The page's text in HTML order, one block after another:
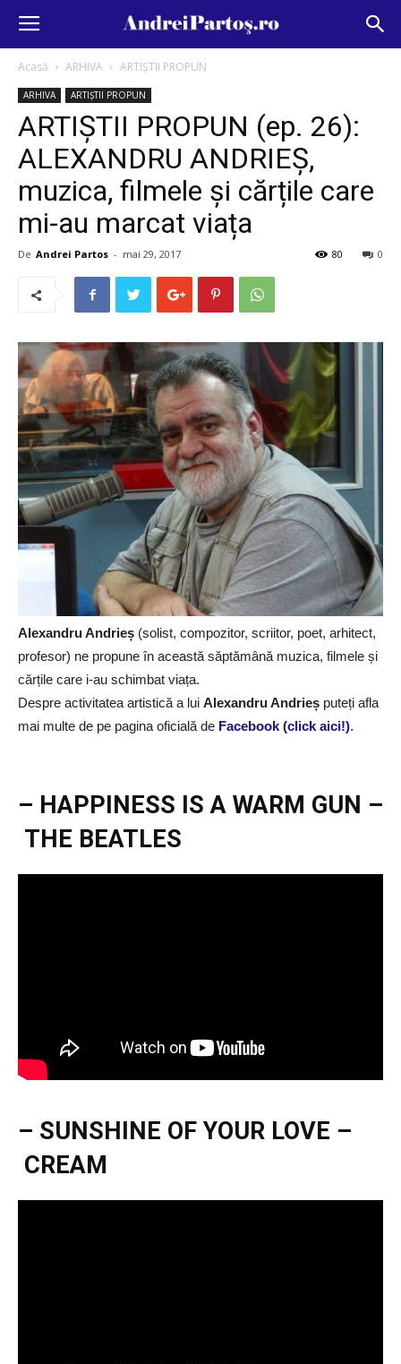
Acasă ARHIVA ARTIȘTII PROPUN
ARHIVA ARTIȘTII PROPUN
ARTIȘTII PROPUN (ep. 26):
ALEXANDRU ANDRIEȘ,
muzica, filmele și cărțile care
mi-au marcat viața
De Andrei Partos - mai 29, 2017 0
80
Alexandru Andrieș (solist, compozitor, scriitor, poet, arhitect,
profesor) ne propune în această săptămână muzica, filmele și
cărțile care i-au schimbat viața.
Despre activitatea artistică a lui Alexandru Andrieș puteți afla
mai multe de pe pagina oficială de Facebook (click aici!).
– HAPPINESS IS A WARM GUN –
THE BEATLES
– SUNSHINE OF YOUR LOVE –
CREAM